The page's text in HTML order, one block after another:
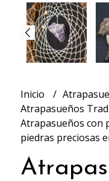
Inicio
Atrapasueños
Atrapasueños con
piedras preciosas